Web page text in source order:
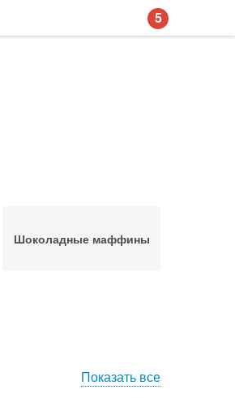
Шоколадные маффины
Показать все
5